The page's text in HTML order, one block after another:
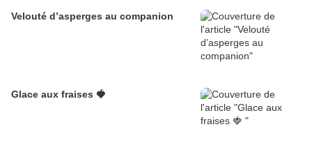
Velouté d’asperges au companion
Glace aux fraises 🍓